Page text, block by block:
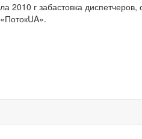
2010 г забастовка